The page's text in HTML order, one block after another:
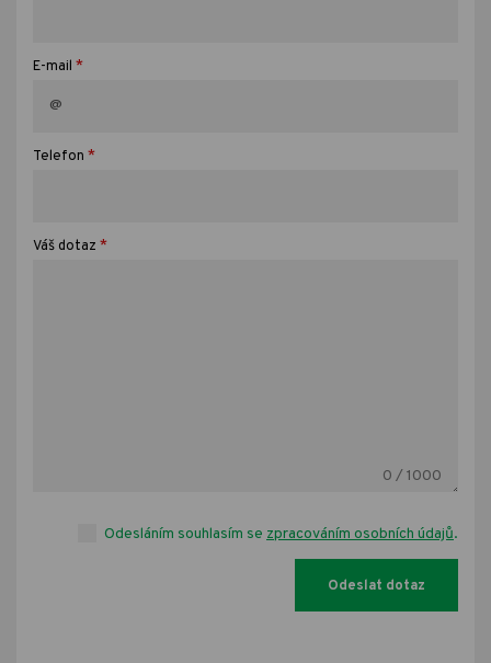
E-mail *
Telefon *
Váš dotaz *
0 / 1000
Odesláním souhlasím se zpracováním osobních údajů.